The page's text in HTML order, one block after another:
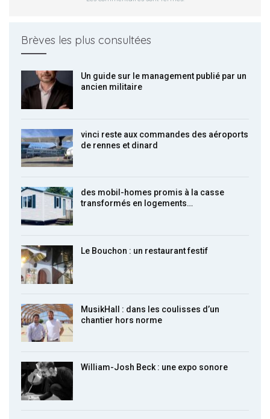
Brèves les plus consultées
Un guide sur le management publié par un
ancien militaire
vinci reste aux commandes des aéroports
de rennes et dinard
des mobil-homes promis à la casse
transformés en logements…
Le Bouchon : un restaurant festif
MusikHall : dans les coulisses d’un
chantier hors norme
William-Josh Beck : une expo sonore